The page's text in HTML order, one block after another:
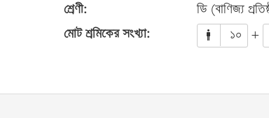
শ্রেণী:
ডি (বাণিজ্য
মোট শ্রমিকের সংখ্যা:
১০ +